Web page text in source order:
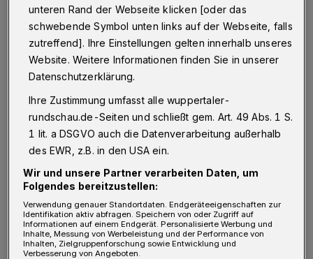
„Alleinerziehende sind oft einsam. Ihnen fehlt
jemand, der fragt, wie es ihnen eigentlich
geht. Sie erleben eine große Einsamkeit, was
die eigenen Bedürfnisse angeht“, sagt die 42-
Gemeinde eigentlich ansetzen.“
In einem Essay („Die christliche Botschaft für
Alleinerziehende. Herausforderung für
Mission und Diakonie“) für einen
internationalen Aufsatzwettbewerb der VEM
hat sie sich mit dem Thema
auseinandergesetzt. Und wurde dafür mit dem
unteren Rand der Webseite klicken [oder das
schwebende Symbol unten links auf der Webseite, falls
zutreffend]. Ihre Einstellungen gelten innerhalb unseres
Website. Weitere Informationen finden Sie in unserer
Datenschutzerklärung.
Ihre Zustimmung umfasst alle wuppertaler-
rundschau.de-Seiten und schließt gem. Art. 49 Abs. 1 S.
1 lit. a DSGVO auch die Datenverarbeitung außerhalb
des EWR, z.B. in den USA ein.
Wir und unsere Partner verarbeiten Daten, um
Folgendes bereitzustellen:
Verwendung genauer Standortdaten. Endgeräteeigenschaften zur
Identifikation aktiv abfragen. Speichern von oder Zugriff auf
Informationen auf einem Endgerät. Personalisierte Werbung und
Inhalte, Messung von Werbeleistung und der Performance von
Inhalten, Zielgruppenforschung sowie Entwicklung und
Verbesserung von Angeboten.